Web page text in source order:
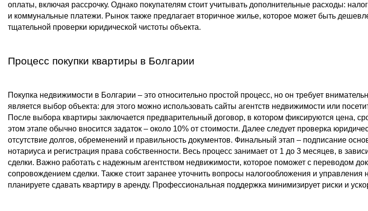
оплаты, включая рассрочку. Однако покупателям стоит учитывать дополнительные расходы:
и коммунальные платежи. Рынок также предлагает вторичное жилье, которое может быть
тщательной проверки юридической чистоты объекта.
Процесс покупки квартиры в Болгарии
Покупка недвижимости в Болгарии – это относительно простой процесс, но он требует
является выбор объекта: для этого можно использовать сайты агентств недвижимости или
После выбора квартиры заключается предварительный договор, в котором фиксируются цена,
этом этапе обычно вносится задаток – около 10% от стоимости. Далее следует проверка
отсутствие долгов, обременений и правильность документов. Финальный этап – подписание
нотариуса и регистрация права собственности. Весь процесс занимает от 1 до 3 месяцев, в
сделки. Важно работать с надежным агентством недвижимости, которое поможет с переводом
сопровождением сделки. Также стоит заранее уточнить вопросы налогообложения и
планируете сдавать квартиру в аренду. Профессиональная поддержка минимизирует риски и